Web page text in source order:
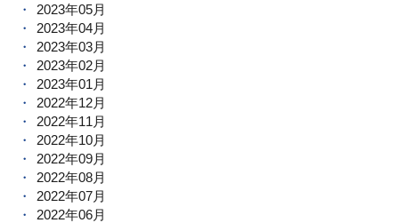
2023年05月
2023年04月
2023年03月
2023年02月
2023年01月
2022年12月
2022年11月
2022年10月
2022年09月
2022年08月
2022年07月
2022年06月